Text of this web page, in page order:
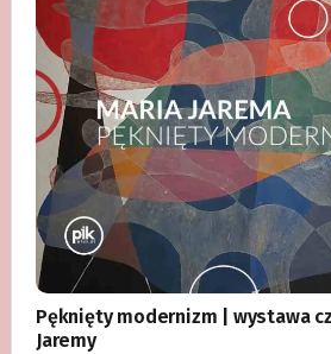
Pęknięty modernizm | wystawa
Jaremy